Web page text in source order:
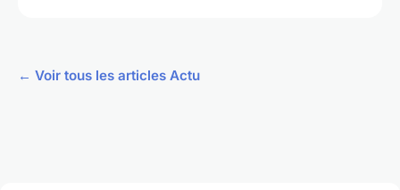
← Voir tous les articles Actu